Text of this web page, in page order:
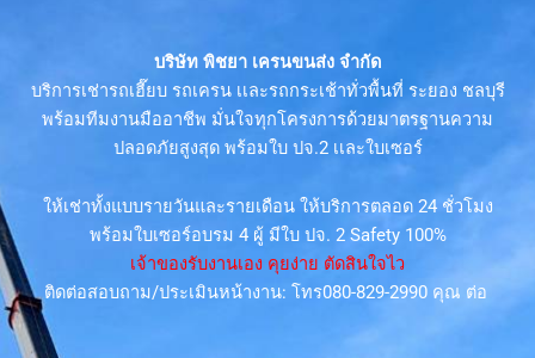
บริษัท พิชยา เครนขนส่ง จำกัด
บริการเช่ารถเฮี๊ยบ รถเครน เเละรถกระเช้าทั่วพื้นที่ ระยอง ชลบุรี
พร้อมทีมงานมืออาชีพ มั่นใจทุกโครงการด้วยมาตรฐานความ
ปลอดภัยสูงสุด พร้อมใบ ปจ.2 เเละใบเซอร์
ให้เช่าทั้งแบบรายวันและรายเดือน ให้บริการตลอด 24 ชั่วโมง
พร้อมใบเซอร์อบรม 4 ผู้ มีใบ ปจ. 2 Safety 100%
เจ้าของรับงานเอง คุยง่าย ตัดสินใจไว
ติดต่อสอบถาม/ประเมินหน้างาน: โทร080-829-2990 คุณ ต่อ